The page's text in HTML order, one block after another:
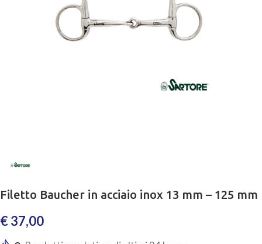
Filetto Baucher in acciaio inox 13 mm – 125 mm
€37,00